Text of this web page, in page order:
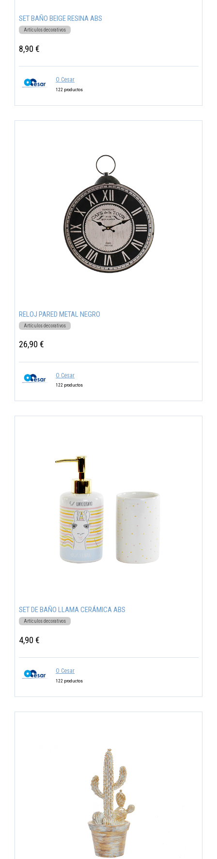
SET BAÑO BEIGE RESINA ABS
Artículos decorativos
8,90 €
O Cesar
122 productos
RELOJ PARED METAL NEGRO
Artículos decorativos
26,90 €
O Cesar
122 productos
SET DE BAÑO LLAMA CERÁMICA ABS
Artículos decorativos
4,90 €
O Cesar
122 productos